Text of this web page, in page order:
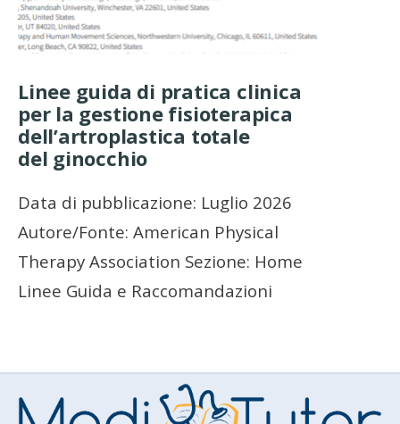
Linee guida di pratica clinica
per la gestione fisioterapica
dell’artroplastica totale
del ginocchio
Data di pubblicazione: Luglio 2026
Autore/Fonte: American Physical
Therapy Association Sezione: Home
Linee Guida e Raccomandazioni